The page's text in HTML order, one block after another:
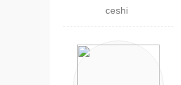
ceshi